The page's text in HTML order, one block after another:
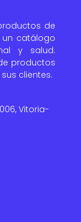
de
catálogo
y salud.
productos
clientes.
Vitoria-